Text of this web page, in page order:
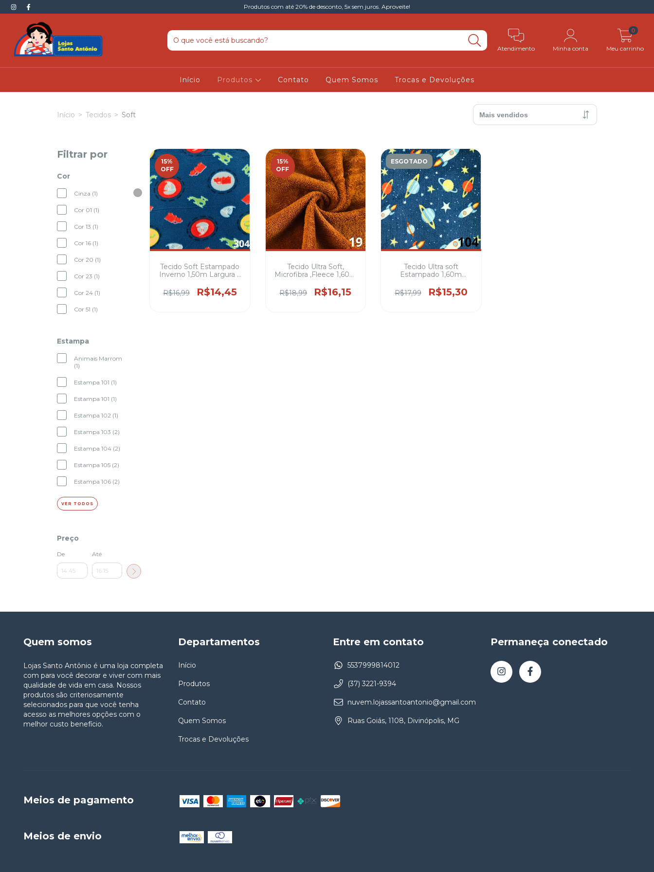
Produtos com até 20% de desconto, 5x sem juros. Aproveite!
Atendimento Minha conta Meu carrinho
0
Início Produtos Contato Quem Somos Trocas e Devoluções
Início > Tecidos > Soft
Filtrar por
Cor
Cinza (1)
Cor 01 (1)
Cor 13 (1)
Cor 16 (1)
Cor 20 (1)
Cor 23 (1)
Cor 24 (1)
Cor 51 (1)
Estampa
Animais Marrom
(1)
Estampa 101 (1)
Estampa 101 (1)
Estampa 102 (1)
Estampa 103 (2)
Estampa 104 (2)
Estampa 105 (2)
Estampa 106 (2)
VER TODOS
Preço
De Até
15%
OFF
Tecido Soft Estampado
Inverno 1,50m Largura –
Blusas, Pijamas e
Mantas, usado para pets
R$16,99 R$14,45
15%
OFF
Tecido Ultra Soft,
Microfibra ,Fleece 1,60m
casacos, mantas,
mantinhas ,pijamas
R$18,99 R$16,15
ESGOTADO
Tecido Ultra soft
Estampado 1,60m
casacos, mantas,
mantinhas ,pijamas
R$17,99 R$15,30
Quem somos
Lojas Santo Antônio é uma loja completa
com para você decorar e viver com mais
qualidade de vida em casa. Nossos
produtos são criteriosamente
selecionados para que você tenha
acesso as melhores opções com o
melhor custo benefício.
Departamentos
Início
Produtos
Contato
Quem Somos
Trocas e Devoluções
Entre em contato
5537999814012
(37) 3221-9394
nuvem.lojassantoantonio@gmail.com
Ruas Goiás, 1108, Divinópolis, MG
Permaneça conectado
Meios de pagamento
Meios de envio